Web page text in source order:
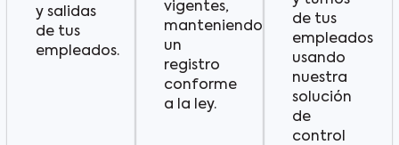
y salidas
de tus
empleados.
vigentes,
manteniendo
un
registro
conforme
a la ley.
de tus
empleados
usando
nuestra
solución
de
control